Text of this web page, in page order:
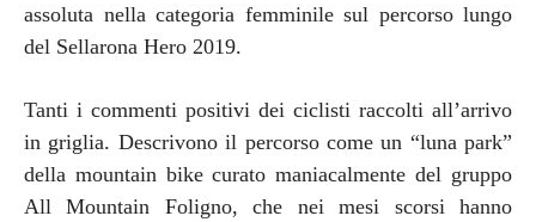
assoluta nella categoria femminile sul percorso lungo
del Sellarona Hero 2019.
Tanti i commenti positivi dei ciclisti raccolti all’arrivo
in griglia. Descrivono il percorso come un “luna park”
della mountain bike curato maniacalmente del gruppo
All Mountain Foligno, che nei mesi scorsi hanno